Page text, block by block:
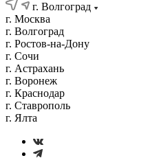
г. Волгоград
г. Москва
г. Волгоград
г. Ростов-на-Дону
г. Сочи
г. Астрахань
г. Воронеж
г. Краснодар
г. Ставрополь
г. Ялта